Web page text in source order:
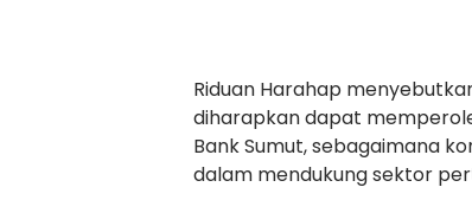
Riduan Harahap
diharapkan dapat
Bank Sumut, sebagaimana
dalam mendukung sektor